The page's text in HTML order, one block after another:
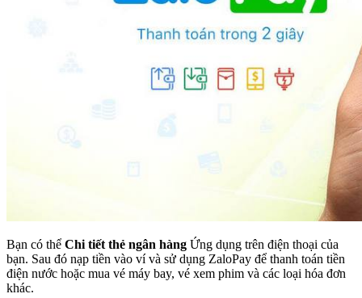
Bạn có thể Chi tiết thẻ ngân hàng Ứng dụng trên điện thoại của
bạn. Sau đó nạp tiền vào ví và sử dụng ZaloPay để thanh toán tiền
điện nước hoặc mua vé máy bay, vé xem phim và các loại hóa đơn
khác.